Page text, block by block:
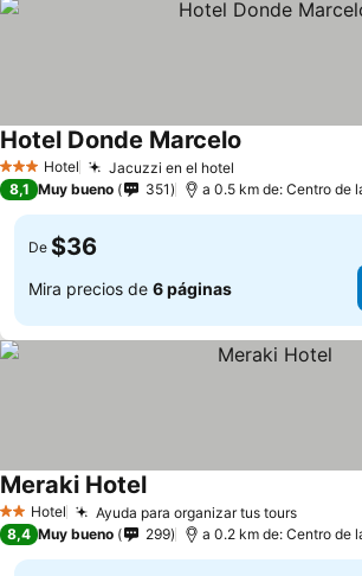
3 Estrellas
Hotel Jacuzzi en el hotel
Hotel Donde Marcelo
8,1 Muy bueno 351 a 0.5 km de: Centro de
De $36
Mira precios de 6 páginas
2 Estrellas
Hotel Ayuda para organizar tus tours
Meraki Hotel
8,4 Muy bueno 299 a 0.2 km de: Centro de